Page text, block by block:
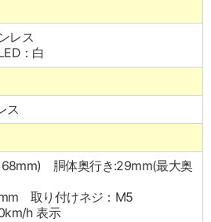
レス
：白
ス
68mm) 胴体奥行き:29mm(最大奥
取り付けネジ：M5
h 表示